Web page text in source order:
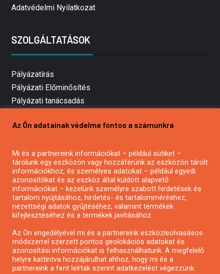
Adatvédelmi Nyilatkozat
SZOLGÁLTATÁSOK
Pályázatírás
Pályázati Előminősítés
Pályázati tanácsadás
Mezőgazdasági pályázatírás
Pályázatírás civil szervezeteknek
Pályázatírás önkormányzatoknak
Pályázatfigyelés
Specifikus pályázatfigyelés vagy hírlevél
Pályázatok magánszemélyeknek
Az Ön adatainak védelme fontos a számunkra
Mi és a partnereink információkat – például sütiket –
tárolunk egy eszközön vagy hozzáférünk az eszközön tárolt
információkhoz, és személyes adatokat – például egyedi
azonosítókat és az eszköz által küldött alapvető
információkat – kezelünk személyre szabott hirdetések és
tartalom nyújtásához, hirdetés- és tartalomméréshez,
nézettségi adatok gyűjtéséhez, valamint termékek
kifejlesztéséhez és a termékek javításához.
Az Ön engedélyével mi és a partnereink eszközleolvasásos
módszerrel szerzett pontos geolokációs adatokat és
azonosítási információkat is felhasználhatunk. A megfelelő
helyre kattintva hozzájárulhat ahhoz, hogy mi és a
partnereink a fent leírtak szerint adatkezelést végezzünk.